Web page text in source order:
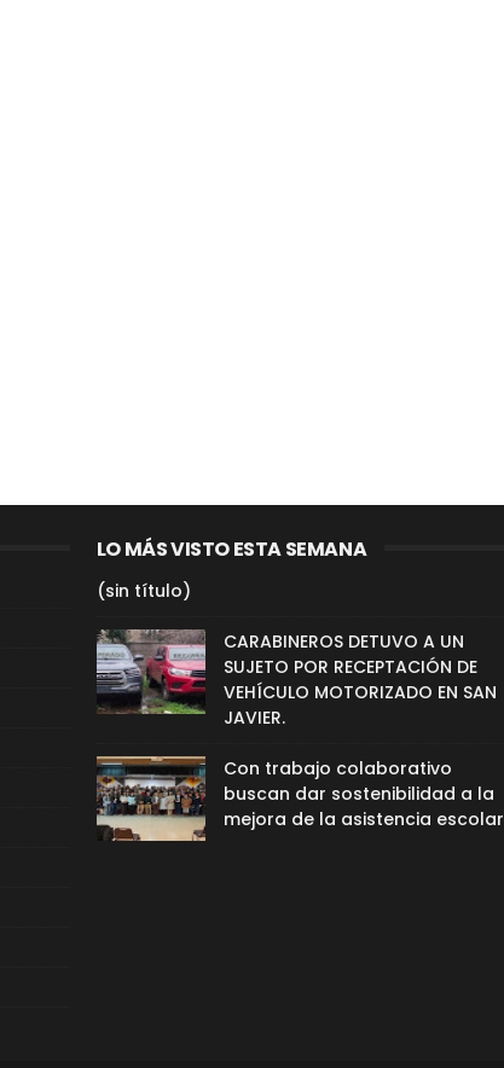
LO MÁS VISTO ESTA SEMANA
(sin título)
CARABINEROS DETUVO A UN
SUJETO POR RECEPTACIÓN DE
VEHÍCULO MOTORIZADO EN SAN
JAVIER.
Con trabajo colaborativo
buscan dar sostenibilidad a la
mejora de la asistencia escolar